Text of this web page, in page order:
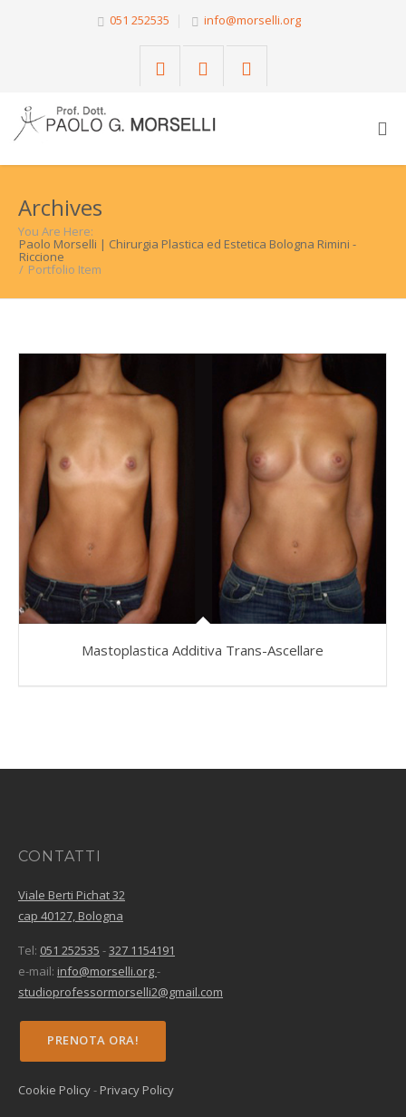
051 252535 info@morselli.org
Archives
You Are Here:
Paolo Morselli | Chirurgia Plastica ed Estetica Bologna Rimini -
Riccione
/ Portfolio Item
Mastoplastica Additiva Trans-Ascellare
CONTATTI
Viale Berti Pichat 32
cap 40127, Bologna
Tel: 051 252535 -327 1154191
e-mail: info@morselli.org-
studioprofessormorselli2@gmail.com
PRENOTA ORA!
Cookie Policy- Privacy Policy